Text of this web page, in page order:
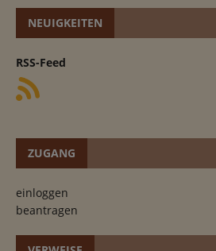
NEUIGKEITEN
RSS-Feed
ZUGANG
einloggen
beantragen